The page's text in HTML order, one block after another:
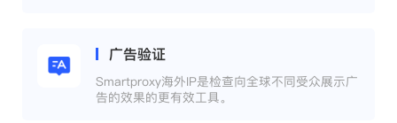
广告验证
Smartproxy海外IP是检查向全球不同受众展示广
告的效果的更有效工具。